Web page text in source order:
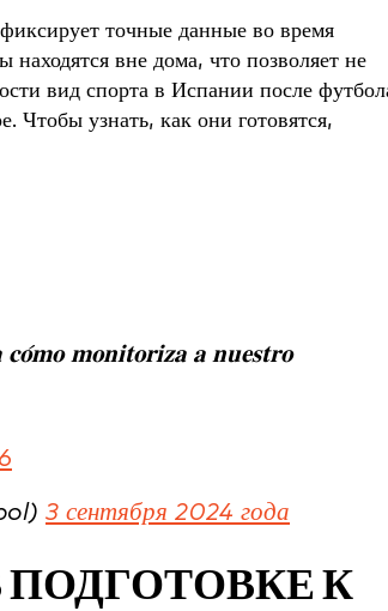
фиксирует точные данные во время
находятся вне дома, что позволяет не
вид спорта в Испании после
Чтобы узнать, как они готовятся,
𝐜𝐨́𝐦𝐨 𝐦𝐨𝐧𝐢𝐭𝐨𝐫𝐢𝐳𝐚 𝐚 𝐧𝐮𝐞𝐬𝐭𝐫𝐨
3 сентября 2024 года
ПОДГОТОВКЕ К